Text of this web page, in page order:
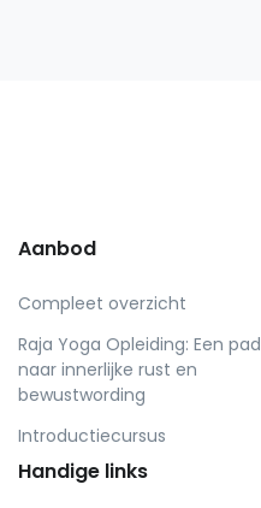
Aanbod
Compleet overzicht
Raja Yoga Opleiding: Een pad
naar innerlijke rust en
bewustwording
Introductiecursus
Handige links